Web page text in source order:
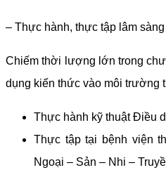
– Thực hành, thực tập lâm sàng
Chiếm thời lượng lớn trong
dụng kiến thức vào môi trường
Thực hành kỹ thuật Điều
Thực tập tại bệnh viện
Ngoại – Sản – Nhi –